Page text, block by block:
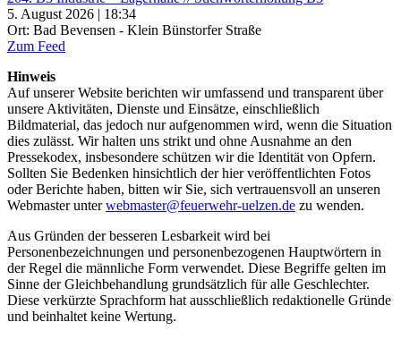
5. August 2026 | 18:34
Ort: Bad Bevensen - Klein Bünstorfer Straße
Zum Feed
Hinweis
Auf unserer Website berichten wir umfassend und transparent über
unsere Aktivitäten, Dienste und Einsätze, einschließlich
Bildmaterial, das jedoch nur aufgenommen wird, wenn die Situation
dies zulässt. Wir halten uns strikt und ohne Ausnahme an den
Pressekodex, insbesondere schützen wir die Identität von Opfern.
Sollten Sie Bedenken hinsichtlich der hier veröffentlichten Fotos
oder Berichte haben, bitten wir Sie, sich vertrauensvoll an unseren
Webmaster unterwebmaster@feuerwehr-uelzen.de zu wenden.
Aus Gründen der besseren Lesbarkeit wird bei
Personenbezeichnungen und personenbezogenen Hauptwörtern in
der Regel die männliche Form verwendet. Diese Begriffe gelten im
Sinne der Gleichbehandlung grundsätzlich für alle Geschlechter.
Diese verkürzte Sprachform hat ausschließlich redaktionelle Gründe
und beinhaltet keine Wertung.